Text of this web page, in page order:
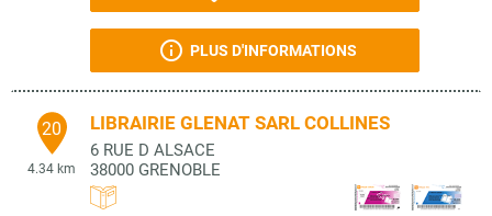
PLUS D'INFORMATIONS
20
4.34 km
LIBRAIRIE GLENAT SARL COLLINES
6 RUE D ALSACE
38000 GRENOBLE